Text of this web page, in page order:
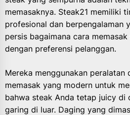
memasaknya. Steak21 memiliki
profesional dan berpengalaman
persis bagaimana cara memasak
dengan preferensi pelanggan.
Mereka menggunakan peralatan
memasak yang modern untuk
bahwa steak Anda tetap juicy di
garing di luar. Daging yang